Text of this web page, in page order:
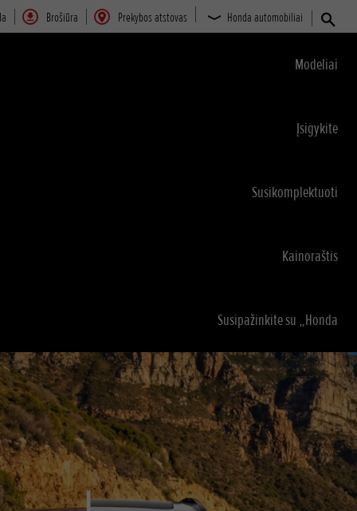
Brošiūra Prekybos atstovas Honda automobiliai
Modeliai
Įsigykite
Susikomplektuoti
Kainoraštis
Susipažinkite su „Honda